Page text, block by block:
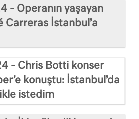
- Operanın yaşayan
Carreras İstanbul’a
- Chris Botti konser
konuştu: İstanbul’da
istedim